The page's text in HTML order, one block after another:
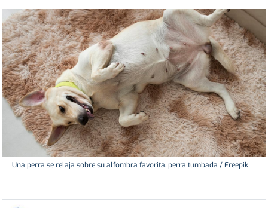
Una perra se relaja sobre su alfombra favorita. perra tumbada / Freepik